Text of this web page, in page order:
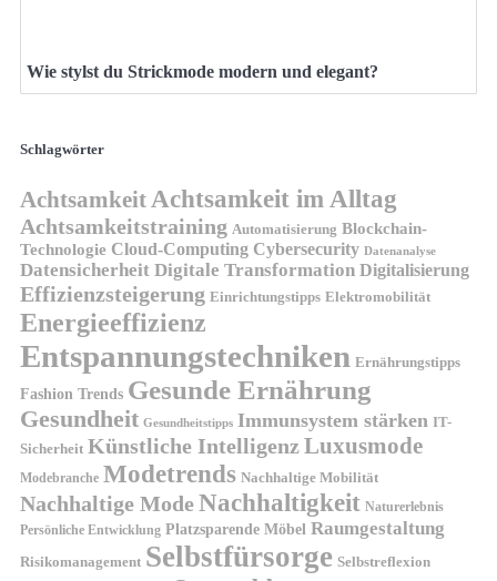
Wie stylst du Strickmode modern und elegant?
Schlagwörter
Achtsamkeit Achtsamkeit im Alltag
Achtsamkeitstraining Automatisierung Blockchain-
Technologie Cloud-Computing Cybersecurity Datenanalyse
Datensicherheit Digitale Transformation Digitalisierung
Effizienzsteigerung Einrichtungstipps Elektromobilität
Energieeffizienz
Entspannungstechniken Ernährungstipps
Fashion Trends Gesunde Ernährung
Gesundheit Gesundheitstipps Immunsystem stärken IT-
Sicherheit Künstliche IntelligenzLuxusmode
Modebranche Modetrends Nachhaltige Mobilität
Nachhaltige ModeNachhaltigkeit Naturerlebnis
Persönliche Entwicklung Platzsparende Möbel Raumgestaltung
Risikomanagement Selbstfürsorge Selbstreflexion